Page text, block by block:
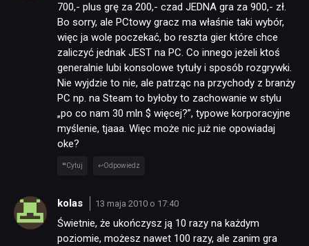
700,- plus grę za 200,- czad JEDNA gra za 900,- zł.
Bo sorry, ale PCtowy gracz ma właśnie taki wybór,
więc ja wole poczekać, bo reszta gier które chce
zaliczyć jednak JEST na PC. Co innego jeżeli ktoś
generalnie lubi konsolowe tytuły i sposób rozgrywki.
Nie wyjdzie to nie, ale patrząc na przychody z branży
PC np. na Steam to byłoby to zachowanie w stylu
„po co nam 30 mln $ więcej?”, typowe korporacyjne
myślenie, tjaaa. Więc może nic już nie opowiadaj
oke?
Cytuj Odpowiedz
kolas 13 maja 2010 o 17:40
Świetnie, że ukończysz ją 10 razy na każdym
poziomie, możesz nawet 100 razy, ale zanim gra